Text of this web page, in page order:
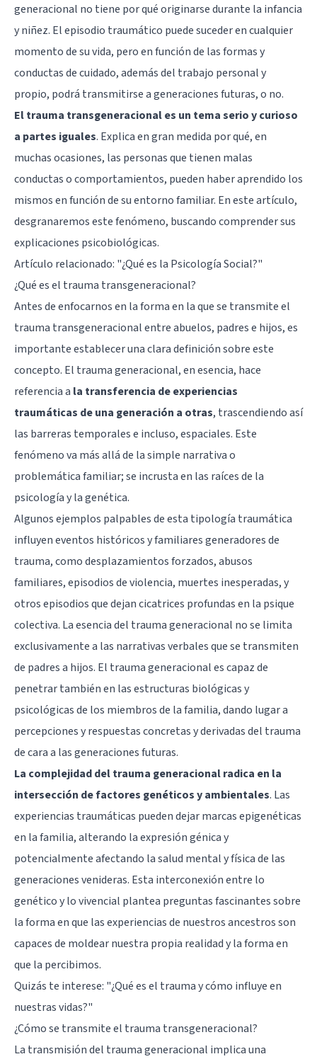
generacional no tiene por qué originarse durante la infancia
y niñez. El episodio traumático puede suceder en cualquier
momento de su vida, pero en función de las formas y
conductas de cuidado, además del trabajo personal y
propio, podrá transmitirse a generaciones futuras, o no.
El trauma transgeneracional es un tema serio y curioso
a partes iguales. Explica en gran medida por qué, en
muchas ocasiones, las personas que tienen malas
conductas o comportamientos, pueden haber aprendido los
mismos en función de su entorno familiar. En este artículo,
desgranaremos este fenómeno, buscando comprender sus
explicaciones psicobiológicas.
Artículo relacionado: "¿Qué es la Psicología Social?"
¿Qué es el trauma transgeneracional?
Antes de enfocarnos en la forma en la que se transmite el
trauma transgeneracional entre abuelos, padres e hijos, es
importante establecer una clara definición sobre este
concepto. El trauma generacional, en esencia, hace
referencia a la transferencia de experiencias
traumáticas de una generación a otras, trascendiendo así
las barreras temporales e incluso, espaciales. Este
fenómeno va más allá de la simple narrativa o
problemática familiar; se incrusta en las raíces de la
psicología y la genética.
Algunos ejemplos palpables de esta tipología traumática
influyen eventos históricos y familiares generadores de
trauma, como desplazamientos forzados, abusos
familiares, episodios de violencia, muertes inesperadas, y
otros episodios que dejan cicatrices profundas en la psique
colectiva. La esencia del trauma generacional no se limita
exclusivamente a las narrativas verbales que se transmiten
de padres a hijos. El trauma generacional es capaz de
penetrar también en las estructuras biológicas y
psicológicas de los miembros de la familia, dando lugar a
percepciones y respuestas concretas y derivadas del trauma
de cara a las generaciones futuras.
La complejidad del trauma generacional radica en la
intersección de factores genéticos y ambientales. Las
experiencias traumáticas pueden dejar marcas epigenéticas
en la familia, alterando la expresión génica y
potencialmente afectando lasalud mentaly física de las
generaciones venideras. Esta interconexión entre lo
genético y lo vivencial plantea preguntas fascinantes sobre
la forma en que las experiencias de nuestros ancestros son
capaces de moldear nuestra propia realidad y la forma en
que la percibimos.
Quizás te interese: "¿Qué es el trauma y cómo influye en
nuestras vidas?"
¿Cómo se transmite el trauma transgeneracional?
La transmisión del trauma generacional implica una